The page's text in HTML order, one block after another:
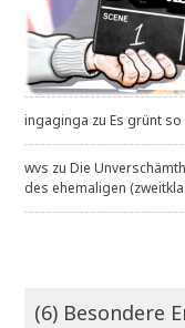
ingaginga zuEs grünt
wvs zuDie
des ehemaligen
(6) Besondere